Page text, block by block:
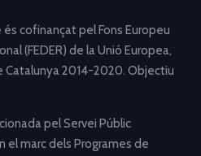
cofinançat pel Fons Europeu
(FEDER) de la Unió Europea,
Catalunya 2014-2020. Objectiu
pel Servei Públic
el marc dels Programes de